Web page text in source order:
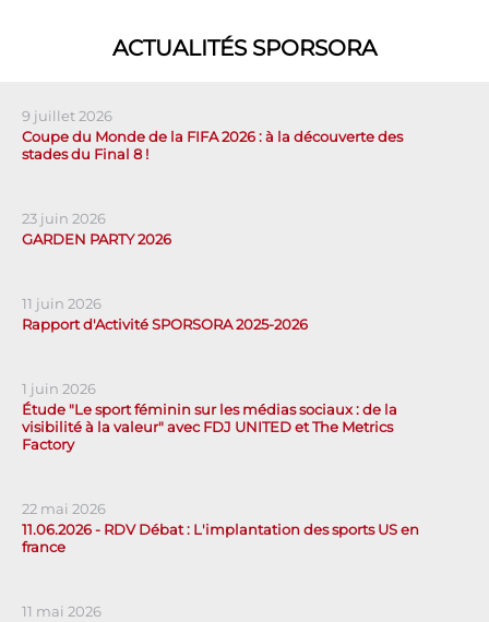
ACTUALITÉS SPORSORA
9 juillet 2026
Coupe du Monde de la FIFA 2026 : à la découverte des
stades du Final 8 !
23 juin 2026
GARDEN PARTY 2026
11 juin 2026
Rapport d'Activité SPORSORA 2025-2026
1 juin 2026
Étude "Le sport féminin sur les médias sociaux : de la
visibilité à la valeur" avec FDJ UNITED et The Metrics
Factory
22 mai 2026
11.06.2026 - RDV Débat : L'implantation des sports US en
france
11 mai 2026